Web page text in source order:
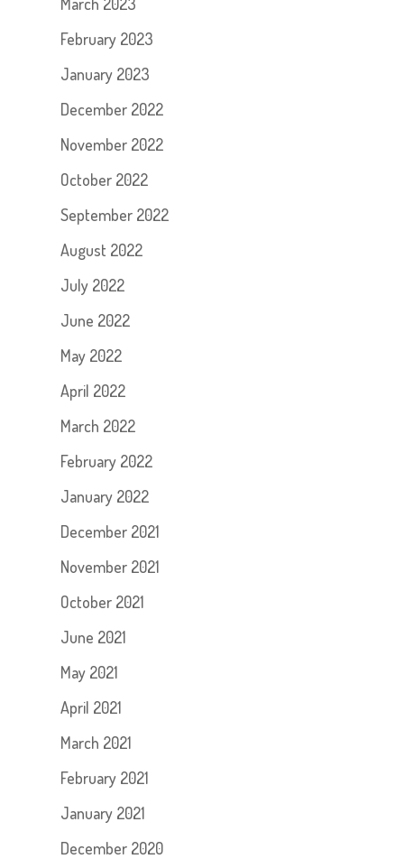
February 2023
January 2023
December 2022
November 2022
October 2022
September 2022
August 2022
July 2022
June 2022
May 2022
April 2022
March 2022
February 2022
January 2022
December 2021
November 2021
October 2021
June 2021
May 2021
April 2021
March 2021
February 2021
January 2021
December 2020